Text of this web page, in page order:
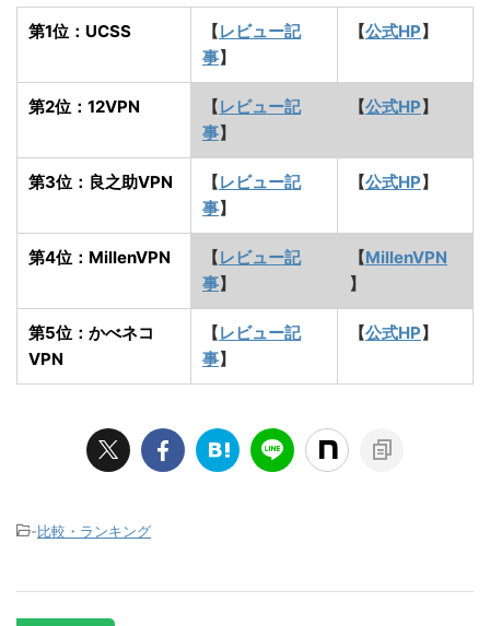
第1位：UCSS 【レビュー記
事】
【公式HP】
第2位：12VPN 【 レビュー記
事】
【公式HP】
第3位：良之助VPN 【レビュー記
事】
【公式HP】
第4位：MillenVPN 【 レビュー記
事】
【MillenVPN
】
第5位：かべネコ
VPN
【レビュー記
事】
【公式HP】
-比較・ランキング